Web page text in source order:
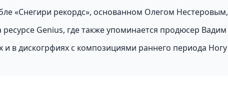
«Снегири рекордс», основанном Олегом
ресурсе Genius, где также упоминается продюсер
и в дискогрфиях с композициями раннего периода